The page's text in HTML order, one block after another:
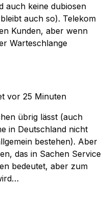
auch keine dubiosen
auch so). Telekom
Kunden, aber wenn
Warteschlange
vor 25 Minuten
übrig lässt (auch
in Deutschland nicht
bestehen). Aber
das in Sachen Service
bedeutet, aber zum